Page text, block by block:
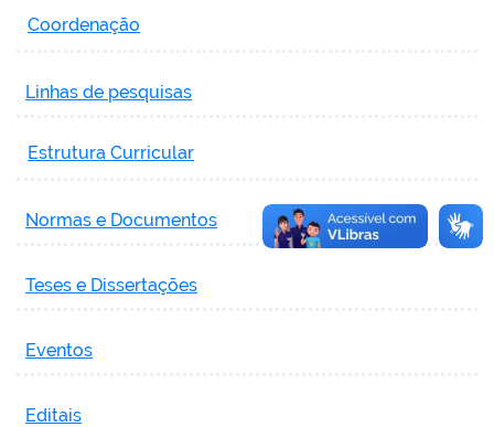
Coordenação
Linhas de pesquisas
Estrutura Curricular
Normas e Documentos
Teses e Dissertações
Eventos
Editais